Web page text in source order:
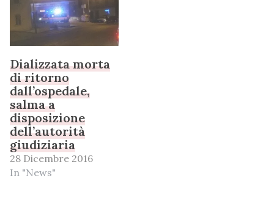
Dializzata morta
di ritorno
dall’ospedale,
salma a
disposizione
dell’autorità
giudiziaria
28 Dicembre 2016
In "News"